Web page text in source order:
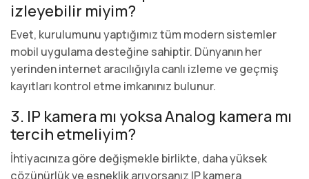
izleyebilir miyim?
Evet, kurulumunu yaptığımız tüm modern sistemler
mobil uygulama desteğine sahiptir. Dünyanın her
yerinden internet aracılığıyla canlı izleme ve geçmiş
kayıtları kontrol etme imkanınız bulunur.
3. IP kamera mı yoksa Analog kamera mı
tercih etmeliyim?
İhtiyacınıza göre değişmekle birlikte, daha yüksek
çözünürlük ve esneklik arıyorsanız IP kamera